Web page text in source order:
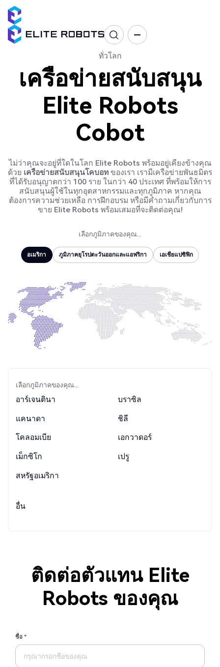
ทั่วโลก
เครือข่ายสนับสนุน
Elite Robots
Cobot
ไม่ว่าคุณจะอยู่ที่ใดในโลก Elite Robots พร้อมอยู่เคียงข้างคุณ
ด้วย เครือข่ายสนับสนุนโคบอท ของเรา เรามีเครือข่ายพันธมิตร
ที่ได้รับอนุญาตกว่า 100 ราย ในกว่า 40 ประเทศ ที่พร้อมให้การ
สนับสนุนผู้ใช้ในทุกอุตสาหกรรมและทุกภูมิภาค หากคุณ
ต้องการความช่วยเหลือ การฝึกอบรม หรือมีคำถามเกี่ยวกับการ
ขาย Elite Robots พร้อมเสมอที่จะติดต่อคุณ!
เลือกภูมิภาคของคุณ...
อเมริกา
อเมริกา
ภูมิภาคยุโรปตะวันออกและแอฟริกา
ภูมิภาคยุโรปตะวันออกและแอฟริกา
เอเชียแปซิฟิก
เอเชียแปซิฟิก
เลือกภูมิภาคของคุณ...
อาร์เจนตินา บราซิล
แคนาดา ชิลี
โคลอมเบีย เอกวาดอร์
เม็กซิโก เปรู
สหรัฐอเมริกา
อื่น
ติดต่อตัวแทน Elite
Robots ของคุณ
ชื่อ*